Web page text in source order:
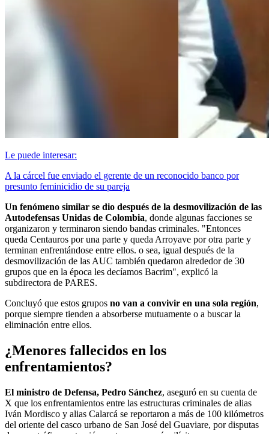
Le puede interesar:
A la cárcel fue enviado el gerente de un reconocido banco por
presunto feminicidio de su pareja
Un fenómeno similar se dio después de la desmovilización de las
Autodefensas Unidas de Colombia, donde algunas facciones se
organizaron y terminaron siendo bandas criminales. "Entonces
queda Centauros por una parte y queda Arroyave por otra parte y
terminan enfrentándose entre ellos. o sea, igual después de la
desmovilización de las AUC también quedaron alrededor de 30
grupos que en la época les decíamos Bacrim", explicó la
subdirectora de PARES.
Concluyó que estos grupos no van a convivir en una sola región,
porque siempre tienden a absorberse mutuamente o a buscar la
eliminación entre ellos.
¿Menores fallecidos en los
enfrentamientos?
El ministro de Defensa, Pedro Sánchez, aseguró en su cuenta de
X que los enfrentamientos entre las estructuras criminales de alias
Iván Mordisco y alias Calarcá se reportaron a más de 100 kilómetros
del oriente del casco urbano de San José del Guaviare, por disputas